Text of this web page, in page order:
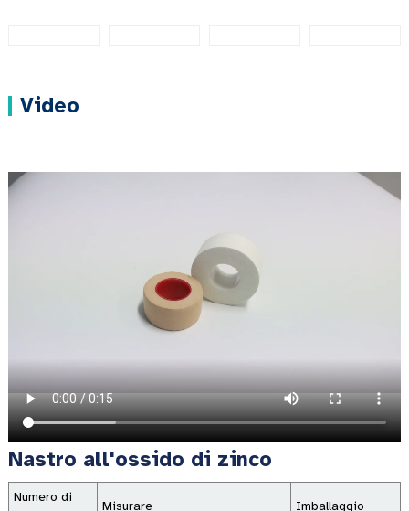
Video
Nastro all'ossido di zinco
Numero di
Misurare Imballaggio